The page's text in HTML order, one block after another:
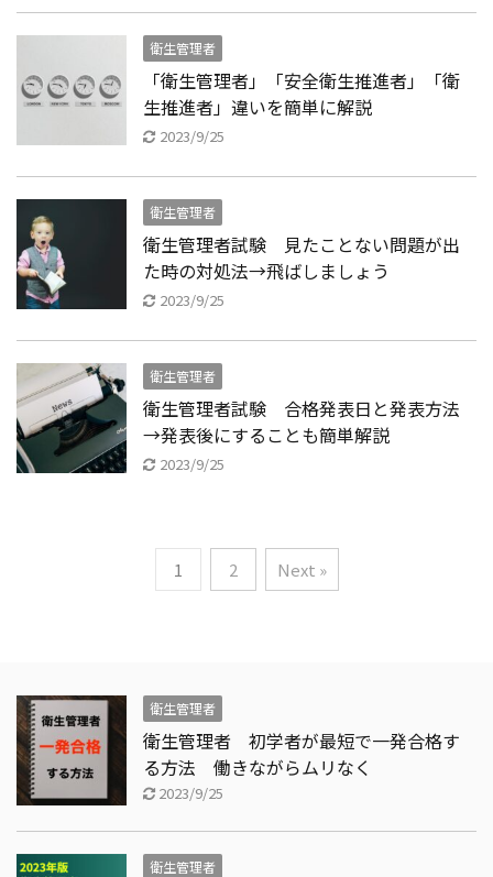
衛生管理者
「衛生管理者」「安全衛生推進者」「衛
生推進者」違いを簡単に解説
2023/9/25
衛生管理者
衛生管理者試験 見たことない問題が出
た時の対処法→飛ばしましょう
2023/9/25
衛生管理者
衛生管理者試験 合格発表日と発表方法
→発表後にすることも簡単解説
2023/9/25
1 2 Next »
衛生管理者
衛生管理者 初学者が最短で一発合格す
る方法 働きながらムリなく
2023/9/25
衛生管理者